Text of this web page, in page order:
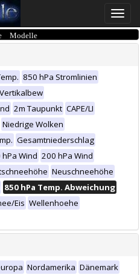
Toggle
850 hPa Stromlinien
2m Taupunkt CAPE/LI
Niedrige Wolken
Gesamtniederschlag
hPa Wind 200 hPa Wind
Neuschneehöhe
850 hPa Temp. Abweichung
Eis Wellenhoehe
Nordamerika Dänemark